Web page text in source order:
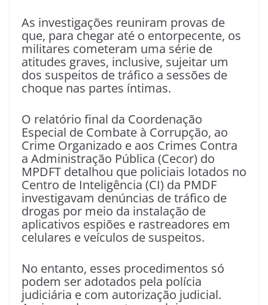
As investigações reuniram provas de
que, para chegar até o entorpecente, os
militares cometeram uma série de
atitudes graves, inclusive, sujeitar um
dos suspeitos de tráfico a sessões de
choque nas partes íntimas.
O relatório final da Coordenação
Especial de Combate à Corrupção, ao
Crime Organizado e aos Crimes Contra
a Administração Pública (Cecor) do
MPDFT detalhou que policiais lotados no
Centro de Inteligência (CI) da PMDF
investigavam denúncias de tráfico de
drogas por meio da instalação de
aplicativos espiões e rastreadores em
celulares e veículos de suspeitos.
No entanto, esses procedimentos só
podem ser adotados pela polícia
judiciária e com autorização judicial.